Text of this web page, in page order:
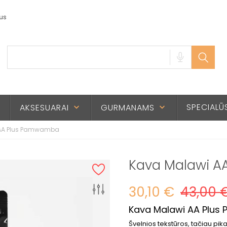
AKSESUARAI keyboard_arrow_down GURMANAMS keyboard_arrow_down
Plus Pamwamba
Kava Malawi
30,10 € 43,00
Kava Malawi AA Plus
Švelnios tekstūros, tačiau